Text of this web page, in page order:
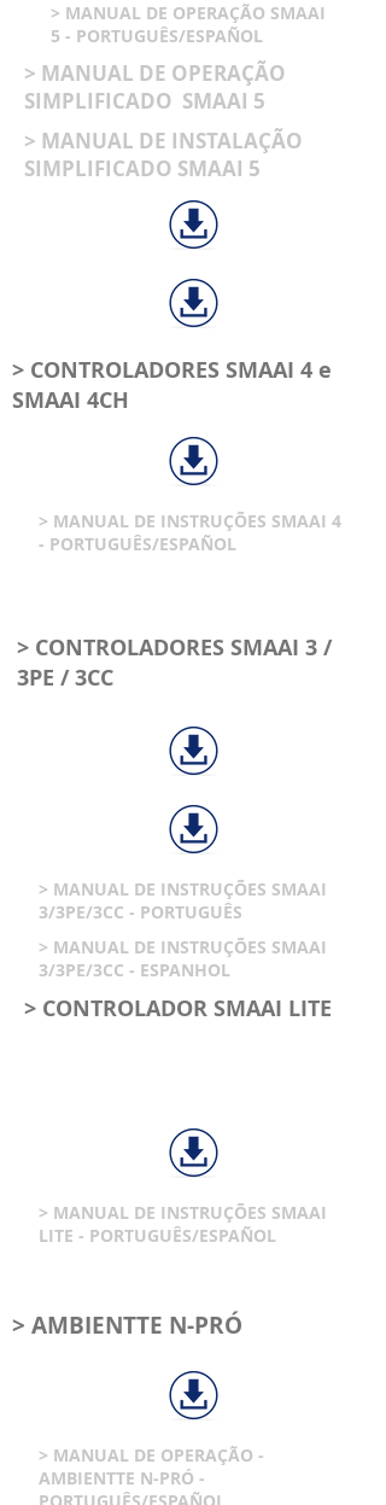
> MANUAL DE OPERAÇÃO SMAAI
5 - PORTUGUÊS/ESPAÑOL
> MANUAL DE OPERAÇÃO
SIMPLIFICADO SMAAI 5
> MANUAL DE INSTALAÇÃO
SIMPLIFICADO SMAAI 5
> CONTROLADORES SMAAI 4 e
SMAAI 4CH
> MANUAL DE INSTRUÇÕES SMAAI 4
- PORTUGUÊS/ESPAÑOL
> CONTROLADORES SMAAI 3 /
3PE / 3CC
> MANUAL DE INSTRUÇÕES SMAAI
3/3PE/3CC - PORTUGUÊS
> MANUAL DE INSTRUÇÕES SMAAI
3/3PE/3CC - ESPANHOL
> CONTROLADOR SMAAI LITE
> MANUAL DE INSTRUÇÕES SMAAI
LITE - PORTUGUÊS/ESPAÑOL
> AMBIENTTE N-PRÓ
> MANUAL DE OPERAÇÃO -
AMBIENTTE N-PRÓ -